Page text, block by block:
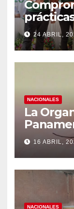
24 ABRIL,
NACIONALES
La
(OPS),
casos
16 ABRIL,
NACIONALES